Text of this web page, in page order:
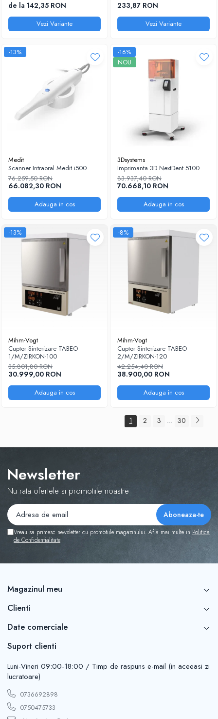
de la 142,35 RON
Vezi Variante
233,87 RON
Vezi Variante
-13%
Medit
Scanner Intraoral Medit i500
76.259,50 RON
66.082,30 RON
Adauga in cos
-16%
NOU
3Dsystems
Imprimanta 3D NextDent 5100
83.937,40 RON
70.668,10 RON
Adauga in cos
-13%
Mihm-Vogt
Cuptor Sinterizare TABEO-
1/M/ZIRKON-100
35.801,80 RON
30.999,00 RON
Adauga in cos
-8%
Mihm-Vogt
Cuptor Sinterizare TABEO-
2/M/ZIRKON-120
42.254,40 RON
38.900,00 RON
Adauga in cos
1 2 3 ... 30
Newsletter
Nu rata ofertele si promotiile noastre
Vreau sa primesc newsletter cu promotiile magazinului. Afla mai multe in Politica
de Confidentialitate
Magazinul meu
Clienti
Date comerciale
Suport clienti
Luni-Vineri 09:00-18:00 / Timp de raspuns e-mail (in aceeasi zi
lucratoare)
0736692898
0750475733